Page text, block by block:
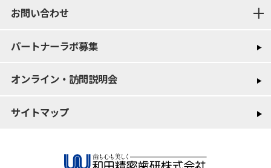
お問い合わせ
パートナーラボ募集
オンライン・訪問説明会
サイトマップ